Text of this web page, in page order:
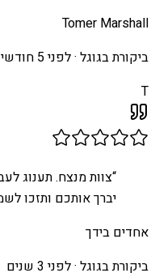
Tomer Marshall
ביקורת בגוגל ·לפני 5 חודשים
T
“צוות מנצח. תענוג
יברך אותכם ותזכו
אחדים בידך
ביקורת בגוגל ·לפני 3 שנים